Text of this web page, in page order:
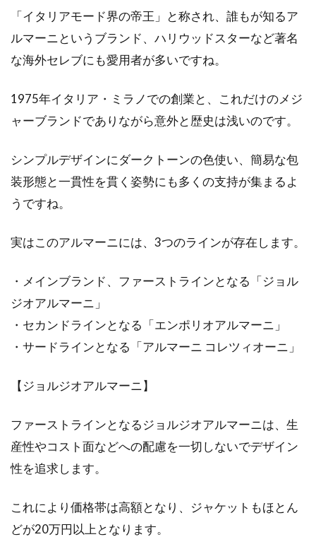
「イタリアモード界の帝王」と称され、誰もが知るア
ルマーニというブランド、ハリウッドスターなど著名
な海外セレブにも愛用者が多いですね。
1975年イタリア・ミラノでの創業と、これだけのメジ
ャーブランドでありながら意外と歴史は浅いのです。
シンプルデザインにダークトーンの色使い、簡易な包
装形態と一貫性を貫く姿勢にも多くの支持が集まるよ
うですね。
実はこのアルマーニには、3つのラインが存在します。
・メインブランド、ファーストラインとなる「ジョル
ジオアルマーニ」
・セカンドラインとなる「エンポリオアルマーニ」
・サードラインとなる「アルマーニ コレツィオーニ」
【ジョルジオアルマーニ】
ファーストラインとなるジョルジオアルマーニは、生
産性やコスト面などへの配慮を一切しないでデザイン
性を追求します。
これにより価格帯は高額となり、ジャケットもほとん
どが20万円以上となります。